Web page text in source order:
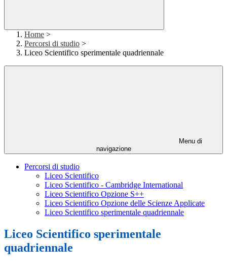
Home >
Percorsi di studio >
Liceo Scientifico sperimentale quadriennale
Menu di
navigazione
Percorsi di studio
Liceo Scientifico
Liceo Scientifico - Cambridge International
Liceo Scientifico Opzione S++
Liceo Scientifico Opzione delle Scienze Applicate
Liceo Scientifico sperimentale quadriennale
Liceo Scientifico sperimentale
quadriennale